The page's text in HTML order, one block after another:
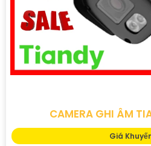
CAMERA GHI ÂM
Giá